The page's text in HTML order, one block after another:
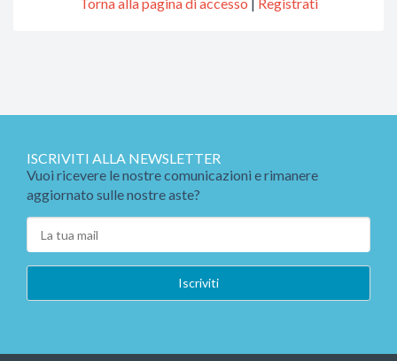
ISCRIVITI ALLA NEWSLETTER
Vuoi ricevere le nostre comunicazioni e rimanere
aggiornato sulle nostre aste?